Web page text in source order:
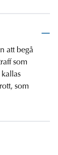
att begå
som
som